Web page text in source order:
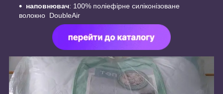
наповнювач: 100% поліефірне силіконізоване
волокно DoubleAir